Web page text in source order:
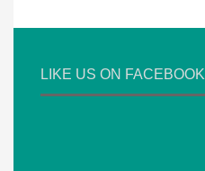
LIKE US ON FACEBOOK